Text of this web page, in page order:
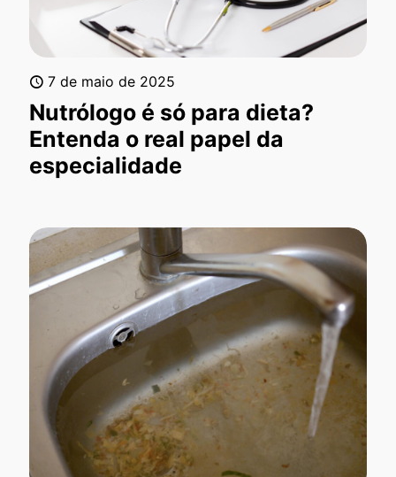
7 de maio de 2025
Nutrólogo é só para dieta?
Entenda o real papel da
especialidade